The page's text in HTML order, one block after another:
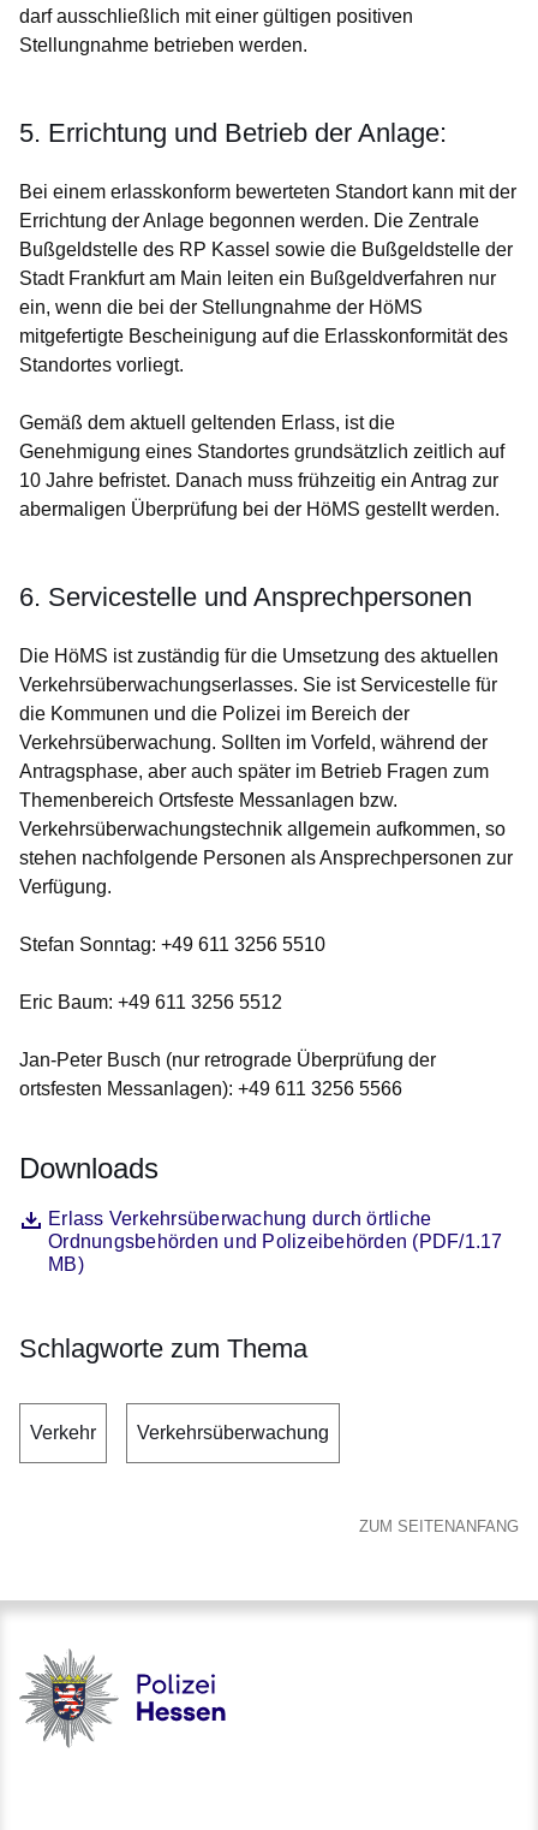
darf ausschließlich mit einer gültigen positiven
Stellungnahme betrieben werden.
5. Errichtung und Betrieb der Anlage:
Bei einem erlasskonform bewerteten Standort kann mit der
Errichtung der Anlage begonnen werden. Die Zentrale
Bußgeldstelle des RP Kassel sowie die Bußgeldstelle der
Stadt Frankfurt am Main leiten ein Bußgeldverfahren nur
ein, wenn die bei der Stellungnahme der HöMS
mitgefertigte Bescheinigung auf die Erlasskonformität des
Standortes vorliegt.
Gemäß dem aktuell geltenden Erlass, ist die
Genehmigung eines Standortes grundsätzlich zeitlich auf
10 Jahre befristet. Danach muss frühzeitig ein Antrag zur
abermaligen Überprüfung bei der HöMS gestellt werden.
6. Servicestelle und Ansprechpersonen
Die HöMS ist zuständig für die Umsetzung des aktuellen
Verkehrsüberwachungserlasses. Sie ist Servicestelle für
die Kommunen und die Polizei im Bereich der
Verkehrsüberwachung. Sollten im Vorfeld, während der
Antragsphase, aber auch später im Betrieb Fragen zum
Themenbereich Ortsfeste Messanlagen bzw.
Verkehrsüberwachungstechnik allgemein aufkommen, so
stehen nachfolgende Personen als Ansprechpersonen zur
Verfügung.
Stefan Sonntag: +49 611 3256 5510
Eric Baum: +49 611 3256 5512
Jan-Peter Busch (nur retrograde Überprüfung der
ortsfesten Messanlagen): +49 611 3256 5566
Downloads
DateiErlass Verkehrsüberwachung durch örtliche
Ordnungsbehörden und Polizeibehörden (PDF/1.17
MB)
Öffnet sich in einem neuen Fenster
Schlagworte zum Thema
Verkehr Verkehrsüberwachung
ZUM SEITENANFANG
Polizei - Polizei.hessen.de